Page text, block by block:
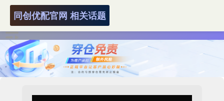
同创优配官网 相关话题